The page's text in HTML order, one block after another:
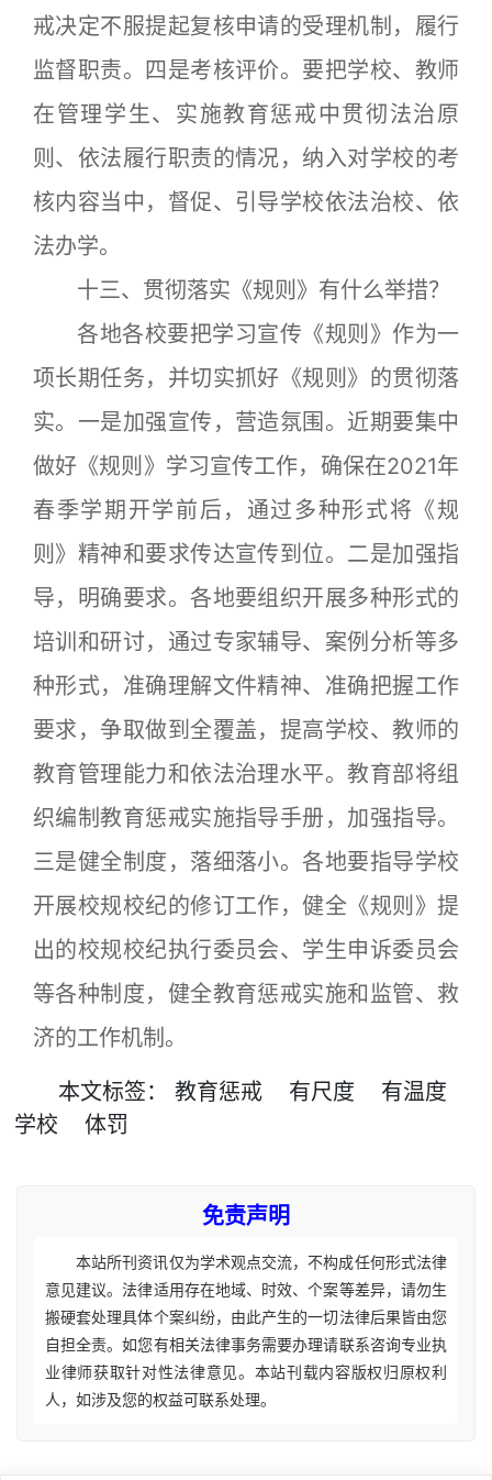
戒决定不服提起复核申请的受理机制，履行
监督职责。四是考核评价。要把学校、教师
在管理学生、实施教育惩戒中贯彻法治原
则、依法履行职责的情况，纳入对学校的考
核内容当中，督促、引导学校依法治校、依
法办学。
十三、贯彻落实《规则》有什么举措？
各地各校要把学习宣传《规则》作为一
项长期任务，并切实抓好《规则》的贯彻落
实。一是加强宣传，营造氛围。近期要集中
做好《规则》学习宣传工作，确保在2021年
春季学期开学前后，通过多种形式将《规
则》精神和要求传达宣传到位。二是加强指
导，明确要求。各地要组织开展多种形式的
培训和研讨，通过专家辅导、案例分析等多
种形式，准确理解文件精神、准确把握工作
要求，争取做到全覆盖，提高学校、教师的
教育管理能力和依法治理水平。教育部将组
织编制教育惩戒实施指导手册，加强指导。
三是健全制度，落细落小。各地要指导学校
开展校规校纪的修订工作，健全《规则》提
出的校规校纪执行委员会、学生申诉委员会
等各种制度，健全教育惩戒实施和监管、救
济的工作机制。
本文标签： 教育惩戒 有尺度
有温度
学校
体罚
免责声明
本站所刊资讯仅为学术观点交流，不构成任何形式法律
意见建议。法律适用存在地域、时效、个案等差异，请勿生
搬硬套处理具体个案纠纷，由此产生的一切法律后果皆由您
自担全责。如您有相关法律事务需要办理请联系咨询专业执
业律师获取针对性法律意见。本站刊载内容版权归原权利
人，如涉及您的权益可联系处理。